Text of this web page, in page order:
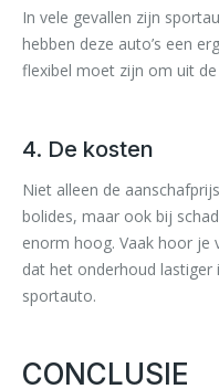
In vele gevallen zijn
hebben deze auto’s een
flexibel moet zijn om uit
4. De kosten
Niet alleen de
bolides, maar ook bij
enorm hoog. Vaak hoor je
dat het onderhoud lastiger
sportauto.
CONCLUSIE